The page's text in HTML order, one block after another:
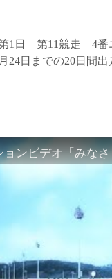
日 第11競走 4番エ
24日までの20日間出
ンビデオ「みな